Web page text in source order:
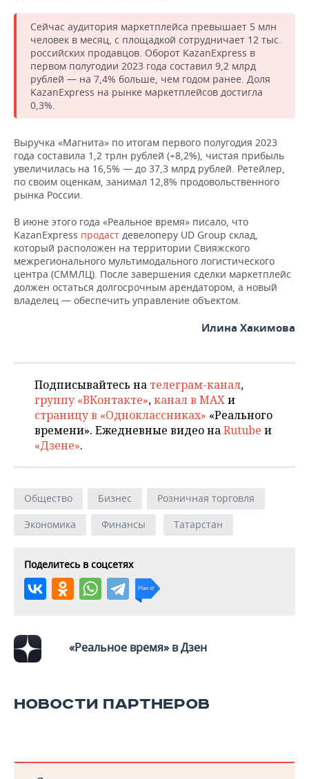
Сейчас аудитория маркетплейса превышает 5 млн
человек в месяц, с площадкой сотрудничает 12 тыс.
российских продавцов. Оборот KazanExpress в
первом полугодии 2023 года составил 9,2 млрд
рублей — на 7,4% больше, чем годом ранее. Доля
KazanExpress на рынке маркетплейсов достигла
0,3%.
Выручка «Магнита» по итогам первого полугодия 2023
года составила 1,2 трлн рублей (+8,2%), чистая прибыль
увеличилась на 16,5% — до 37,3 млрд рублей. Ретейлер,
по своим оценкам, занимал 12,8% продовольственного
рынка России.
В июне этого года «Реальное время» писало, что
KazanExpress продаст девелоперу UD Group склад,
который расположен на территории Свияжского
межрегионального мультимодального логистического
центра (СММЛЦ). После завершения сделки маркетплейс
должен остаться долгосрочным арендатором, а новый
владелец — обеспечить управление объектом.
Илина Хакимова
Подписывайтесь на телеграм-канал,
группу «ВКонтакте»,канал в MAXи
страницу в «Одноклассниках» «Реального
времени». Ежедневные видео наRutube и
«Дзене».
Общество Бизнес
Розничная торговля
Экономика
Финансы Татарстан
Поделитесь в соцсетях
«Реальное время» в Дзен
НОВОСТИ ПАРТНЕРОВ